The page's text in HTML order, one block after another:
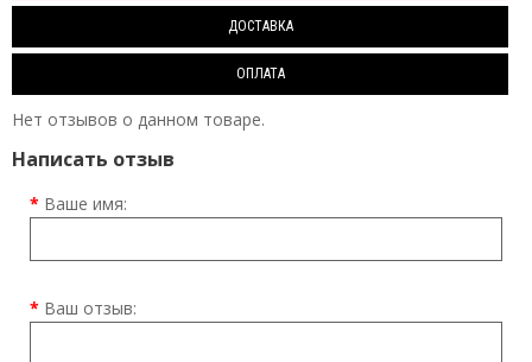
ДОСТАВКА
ОПЛАТА
Нет отзывов о данном товаре.
Написать отзыв
Ваше имя:
Ваш отзыв: